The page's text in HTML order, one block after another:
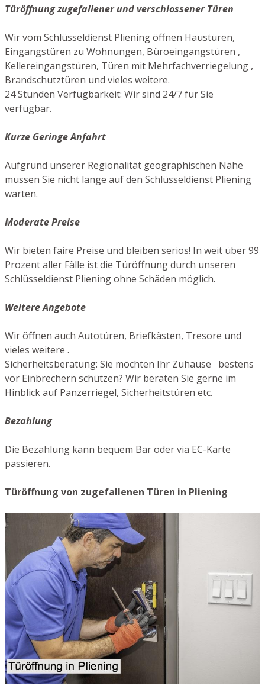
Türöffnung zugefallener und verschlossener Türen
Wir vom Schlüsseldienst Pliening öffnen Haustüren,
Eingangstüren zu Wohnungen, Büroeingangstüren ,
Kellereingangstüren, Türen mit Mehrfachverriegelung ,
Brandschutztüren und vieles weitere.
24 Stunden Verfügbarkeit: Wir sind 24/7 für Sie
verfügbar.
Kurze Geringe Anfahrt
Aufgrund unserer Regionalität geographischen Nähe
müssen Sie nicht lange auf den Schlüsseldienst Pliening
warten.
Moderate Preise
Wir bieten faire Preise und bleiben seriös! In weit über 99
Prozent aller Fälle ist die Türöffnung durch unseren
Schlüsseldienst Pliening ohne Schäden möglich.
Weitere Angebote
Wir öffnen auch Autotüren, Briefkästen, Tresore und
vieles weitere .
Sicherheitsberatung: Sie möchten Ihr Zuhause bestens
vor Einbrechern schützen? Wir beraten Sie gerne im
Hinblick auf Panzerriegel, Sicherheitstüren etc.
Bezahlung
Die Bezahlung kann bequem Bar oder via EC-Karte
passieren.
Türöffnung von zugefallenen Türen in Pliening